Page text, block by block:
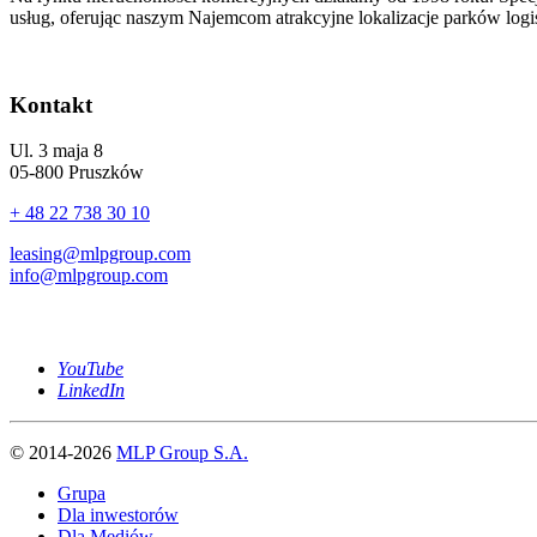
usług, oferując naszym Najemcom atrakcyjne lokalizacje parków
Kontakt
Ul. 3 maja 8
05-800 Pruszków
+ 48 22 738 30 10
leasing@mlpgroup.com
info@mlpgroup.com
YouTube
LinkedIn
© 2014-2026 MLP Group S.A.
Grupa
Dla inwestorów